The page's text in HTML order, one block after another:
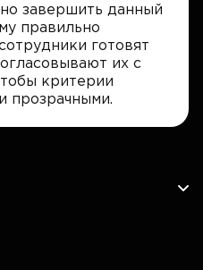
завершить данный
правильно
готовят
их с
критерии
прозрачными.